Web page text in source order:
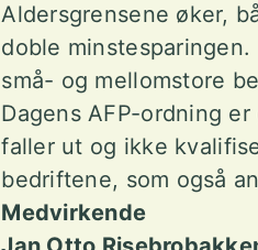
Aldersgrensene øker,
doble
små- og mellomstore
Dagens AFP-ordning
faller ut og ikke
bedriftene, som også
Medvirkende